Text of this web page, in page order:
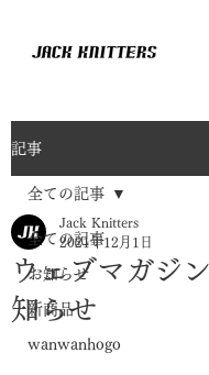
記事
全ての記事
お知らせ
新商品
wanwanhogo
全ての記事
ウェブマガジ
知らせ
Jack Knitters
2021年12月1日